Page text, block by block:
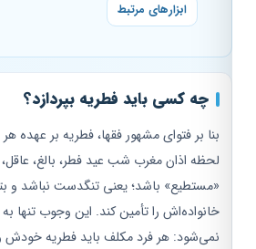
ابزارهای مرتبط
چه کسی باید فطریه بپردازد؟
بنا بر فتوای مشهور فقها، فطریه بر عهده هر
لحظه اذان مغرب شب عید فطر، بالغ، عاقل، و از
«مستطیع» باشد؛ یعنی تنگدست نباشد و
خانواده‌اش را تأمین کند. این وجوب تنها
نمی‌شود: هر فرد مکلف باید فطریه خودش و